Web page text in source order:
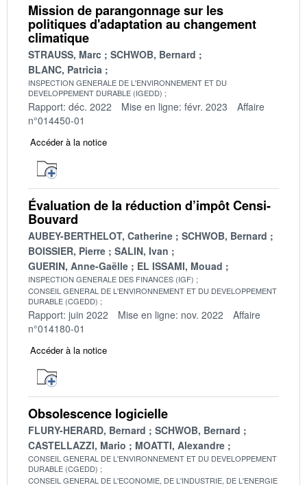
Mission de parangonnage sur les
politiques d'adaptation au changement
climatique
STRAUSS, Marc
SCHWOB, Bernard
BLANC, Patricia
INSPECTION GENERALE DE L'ENVIRONNEMENT ET DU
DEVELOPPEMENT DURABLE (IGEDD)
Rapport: déc. 2022 Mise en ligne: févr. 2023
Affaire
n°014450-01
Accéder à la notice
Évaluation de la réduction d’impôt Censi-
Bouvard
AUBEY-BERTHELOT, Catherine
SCHWOB, Bernard
BOISSIER, Pierre
SALIN, Ivan
GUERIN, Anne-Gaëlle
EL ISSAMI, Mouad
INSPECTION GENERALE DES FINANCES (IGF)
CONSEIL GENERAL DE L'ENVIRONNEMENT ET DU DEVELOPPEMENT
DURABLE (CGEDD)
Rapport: juin 2022 Mise en ligne: nov. 2022
Affaire
n°014180-01
Accéder à la notice
Obsolescence logicielle
FLURY-HERARD, Bernard
SCHWOB, Bernard
CASTELLAZZI, Mario
MOATTI, Alexandre
CONSEIL GENERAL DE L'ENVIRONNEMENT ET DU DEVELOPPEMENT
DURABLE (CGEDD)
CONSEIL GENERAL DE L'ECONOMIE, DE L'INDUSTRIE, DE L'ENERGIE